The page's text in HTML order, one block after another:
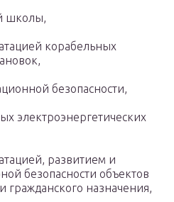
школы,
корабельных
безопасности,
электроэнергетических
развитием и
безопасности объектов
гражданского назначения,